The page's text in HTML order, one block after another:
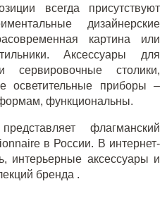
всегда присутствуют
дизайнерские
картина или
Аксессуары для
сервировочные столики,
осветительные приборы –
функциональны.
флагманский
в России. В интернет-
интерьерные аксессуары и
бренда .